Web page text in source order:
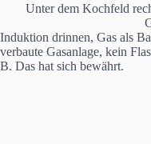
Unter dem Kochfeld
Induktion drinnen, Gas als
verbaute Gasanlage, kein
B. Das hat sich bewährt.